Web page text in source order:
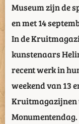
Museum zijn de
en met 14
In de
kunstenaars
recent werk in
weekend van 13
Kruitmagazijnen
Monumentendag.